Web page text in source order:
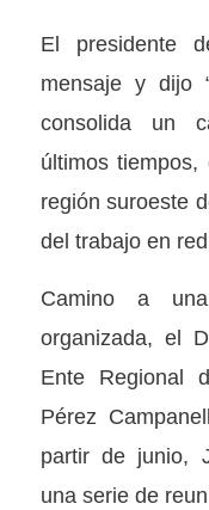
El presidente
mensaje y dijo
consolida un
últimos
región suroeste
del trabajo en
Camino a
organizada, el
Ente Regional
Pérez
partir de junio,
una serie de